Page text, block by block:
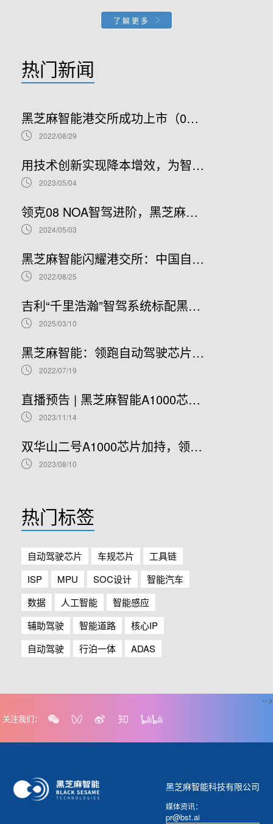
了解更多
热门新闻
黑芝麻智能港交所成功上市（02533.HK）：车规级SoC领军者加速全球布局
2022/08/29
用技术创新实现降本增效，为智能汽车产业发展贡献“芯”力量
2023/05/04
领克08 NOA智驾进阶，黑芝麻智能携手吉利推进NOA普及
2024/05/03
黑芝麻智能闪耀港交所：中国自动驾驶芯片龙头上市新篇章，股票代码02533.HK引领未来
2022/08/25
吉利“千里浩瀚”智驾系统标配黑芝麻智能华山A1000芯片，加速智驾平权时代到来
2025/03/10
黑芝麻智能：领跑自动驾驶芯片赛道，开启港股IPO新篇章
2022/07/19
直播预告 | 黑芝麻智能A1000芯片基础软件开发在线研讨会
2023/11/14
双华山二号A1000芯片加持，领克08正式开售！
2023/08/10
热门标签
自动驾驶芯片 车规芯片
工具链
ISP
MPU SOC设计
智能汽车
数据
人工智能
智能感应
辅助驾驶
智能道路
核心IP
自动驾驶
行泊一体 ADAS
关注我们：
-->
黑芝麻智能科技有限公司
媒体资讯：
pr@bst.ai